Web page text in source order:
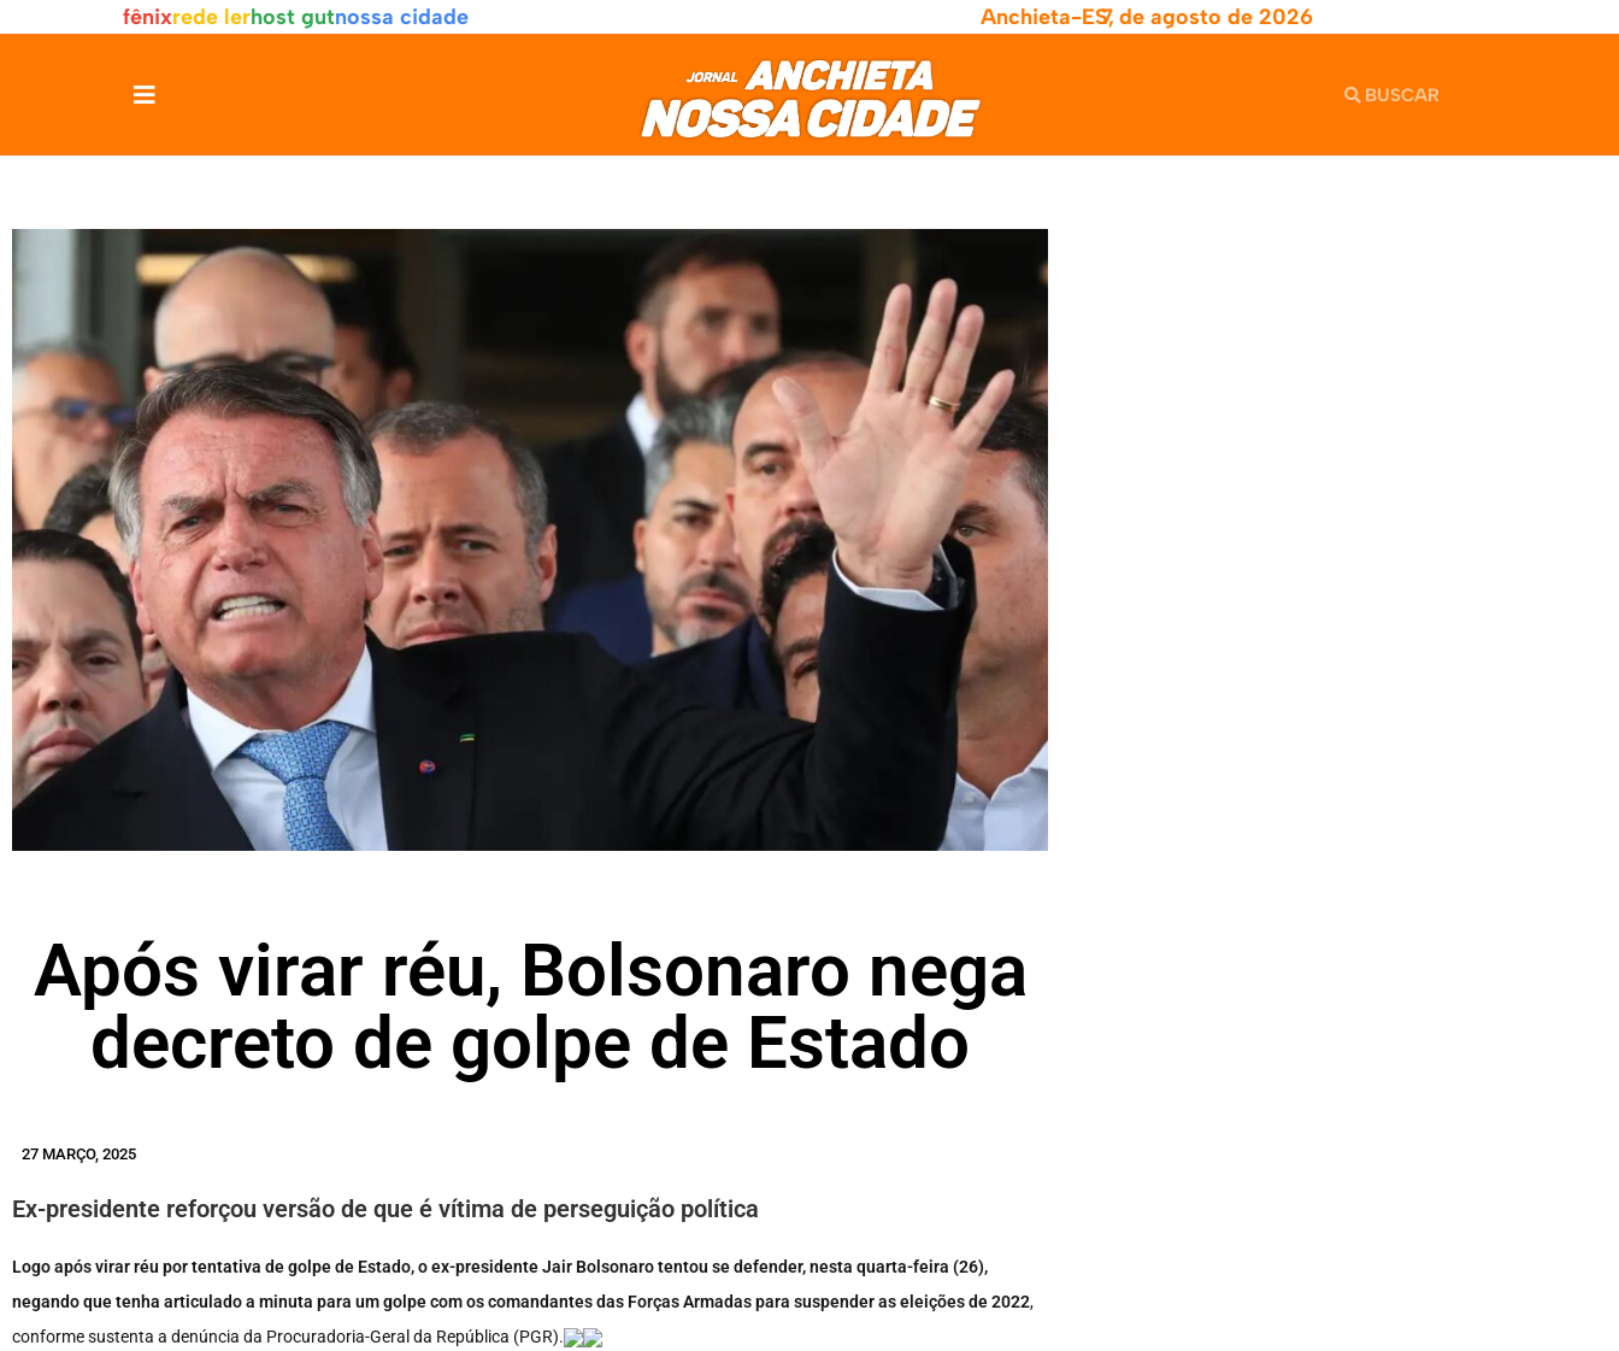
fênixrede lerhost gutnossa cidade Anchieta-ES,7 de agosto de 2026
Após virar réu, Bolsonaro nega
decreto de golpe de Estado
27 MARÇO, 2025
Ex-presidente reforçou versão de que é vítima de perseguição política
Logo após virar réu por tentativa de golpe de Estado, o ex-presidente Jair Bolsonaro tentou se defender, nesta quarta-feira (26),
negando que tenha articulado a minuta para um golpe com os comandantes das Forças Armadas para suspender as eleições de 2022,
conforme sustenta a denúncia da Procuradoria-Geral da República (PGR).